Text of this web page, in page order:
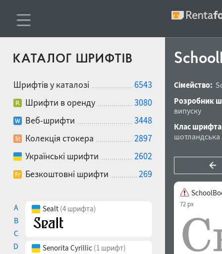
КАТАЛОГ ШРИФТІВ
Шрифтів у каталозі
6543
Шрифти в оренду
3080
Веб-шрифти
3448
Колекція стокера
2897
Українські шрифти
2602
Безкоштовні шрифти
269
A
B
C
D
Sealt (4 шрифта)
Senorita Cyrillic (1 шрифт)
Сімейство:
Розробник
випуску
Клас
шотландська
72 px